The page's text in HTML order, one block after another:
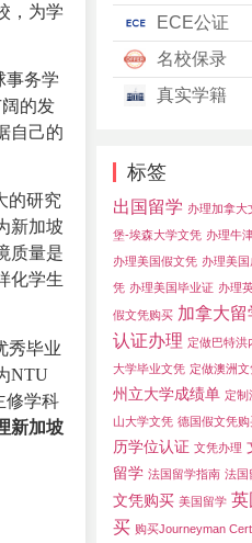
，为学
务学
的发
自己的
的研究
新加坡
质量是
化学生
秀毕业
NTU
修学科
新加坡
ECE公证
名校保录
真实学籍
标签
出国留学 办理加拿大
堡-埃森大学文凭 办理牛
办理美国假文凭 办理美
凭 办理美国毕业证 办理
假文凭购买 加拿大留
认证办理 定做巴特洪
大学毕业文凭 定做澳洲文
州立大学成绩单 定制
山大学文凭 德国假文凭购
历学位认证 文凭办理
留学 法国留学指南 法国
文凭购买 美国留学 英
买 购买Journeyman